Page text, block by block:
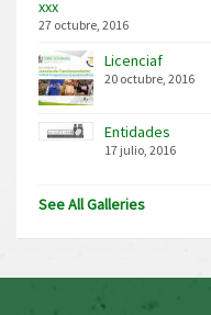
xxx
27 octubre, 2016
Licenciaf
20 octubre, 2016
Entidades
17 julio, 2016
See All Galleries